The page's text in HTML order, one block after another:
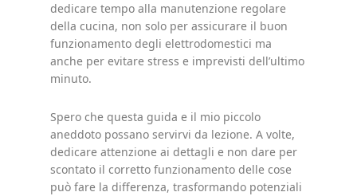
dedicare tempo alla manutenzione regolare
della cucina, non solo per assicurare il buon
funzionamento degli elettrodomestici ma
anche per evitare stress e imprevisti dell’ultimo
minuto.
Spero che questa guida e il mio piccolo
aneddoto possano servirvi da lezione. A volte,
dedicare attenzione ai dettagli e non dare per
scontato il corretto funzionamento delle cose
può fare la differenza, trasformando potenziali